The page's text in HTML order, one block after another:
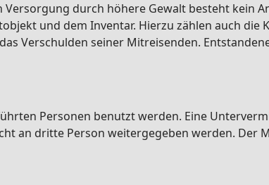
durch höhere Gewalt besteht kein
und dem Inventar. Hierzu zählen auch die
Verschulden seiner Mitreisenden.
Personen benutzt werden. Eine
an dritte Person weitergegeben werden. Der